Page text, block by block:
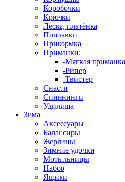
Коробочки
Крючки
Леска, плетёнка
Поплавки
Прикормка
Приманки:
-Мягкая приманка
-Рипер
-Твистер
Снасти
Спиннинги
Удилища
Зима
Аксессуары
Балансиры
Жерлицы
Зимние удочки
Мотыльницы
Набор
Ящики